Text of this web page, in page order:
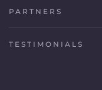
PARTNERS
TESTIMONIALS